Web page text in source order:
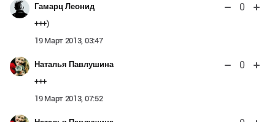
Гамарц Леонид 0
+++)
19 Март 2013, 03:47
Наталья Павлушина 0
+++
19 Март 2013, 07:52